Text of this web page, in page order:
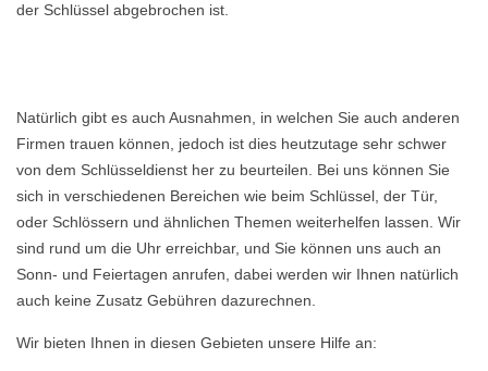
der Schlüssel abgebrochen ist.
Natürlich gibt es auch Ausnahmen, in welchen Sie auch anderen
Firmen trauen können, jedoch ist dies heutzutage sehr schwer
von dem Schlüsseldienst her zu beurteilen. Bei uns können Sie
sich in verschiedenen Bereichen wie beim Schlüssel, der Tür,
oder Schlössern und ähnlichen Themen weiterhelfen lassen. Wir
sind rund um die Uhr erreichbar, und Sie können uns auch an
Sonn- und Feiertagen anrufen, dabei werden wir Ihnen natürlich
auch keine Zusatz Gebühren dazurechnen.
Wir bieten Ihnen in diesen Gebieten unsere Hilfe an: